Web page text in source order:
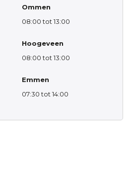
Ommen
08:00 tot 13:00
Hoogeveen
08:00 tot 13:00
Emmen
07:30 tot 14:00